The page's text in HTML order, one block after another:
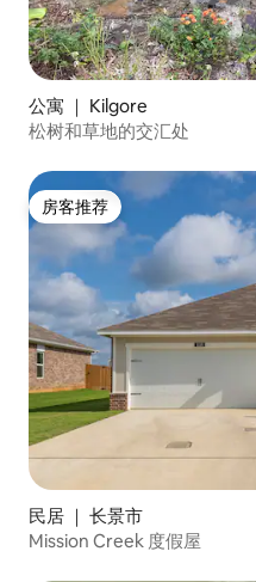
公寓 ｜ Kilgore
松树和草地的交汇处
房客推荐
房客推荐
民居 ｜ 长景市
Mission Creek 度假屋